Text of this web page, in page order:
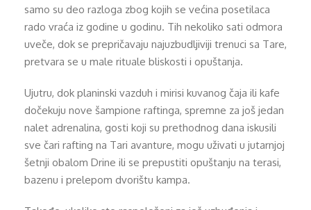
samo su deo razloga zbog kojih se većina posetilaca
rado vraća iz godine u godinu. Tih nekoliko sati odmora
uveče, dok se prepričavaju najuzbudljiviji trenuci sa Tare,
pretvara se u male rituale bliskosti i opuštanja.
Ujutru, dok planinski vazduh i mirisi kuvanog čaja ili kafe
dočekuju nove šampione raftinga, spremne za još jedan
nalet adrenalina, gosti koji su prethodnog dana iskusili
sve čari rafting na Tari avanture, mogu uživati u jutarnjoj
šetnji obalom Drine ili se prepustiti opuštanju na terasi,
bazenu i prelepom dvorištu kampa.